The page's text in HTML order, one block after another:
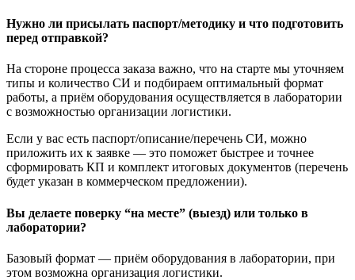
Нужно ли присылать паспорт/методику и что подготовить
перед отправкой?
На стороне процесса заказа важно, что на старте мы уточняем
типы и количество СИ и подбираем оптимальный формат
работы, а приём оборудования осуществляется в лаборатории
с возможностью организации логистики.
Если у вас есть паспорт/описание/перечень СИ, можно
приложить их к заявке — это поможет быстрее и точнее
сформировать КП и комплект итоговых документов (перечень
будет указан в коммерческом предложении).
Вы делаете поверку “на месте” (выезд) или только в
лаборатории?
Базовый формат — приём оборудования в лаборатории, при
этом возможна организация логистики.